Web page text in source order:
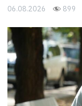
06.08.2026 899